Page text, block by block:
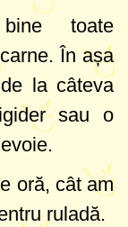
toate
În așa
la câteva
sau o
oră, cât am
ruladă.